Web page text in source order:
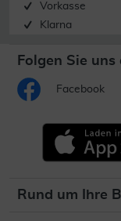
Vorkasse
Klarna
Folgen Sie uns
Facebook
Rund um Ihre